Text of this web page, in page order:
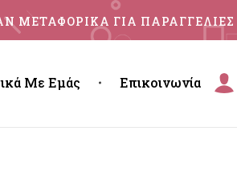
ΜΕΤΑΦΟΡΙΚΑ ΓΙΑ
Με Εμάς Επικοινωνία